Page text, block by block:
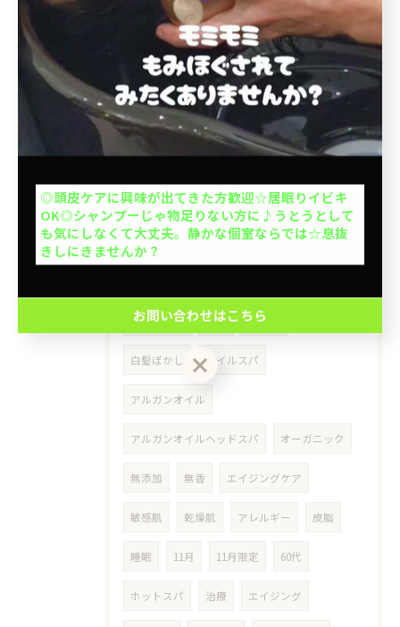
サロントリートメント 乾燥
メンズ限定 メンテナンス 北大塚
池袋本町 上池袋 王子本町 ミセス
50代 介護 出張ヘアカット
イケオジ 髪型 40代 ヘアスタイル
刈り上げ ツーブロック ショートヘア
マッサージ スパ 静電気
白髪ぼかし オイルスパ
アルガンオイル
アルガンオイルヘッドスパ オーガニック
無添加 無香 エイジングケア
敏感肌 乾燥肌 アレルギー 皮脂
睡眠 11月 11月限定 60代
ホットスパ 治療 エイジング
当日予約OK
クーポン一覧はこちら
◎頭皮ケアに興味が出てきた方歓迎☆居眠りイビキ
OK◎シャンプーじゃ物足りない方に♪うとうとして
も気にしなくて大丈夫。静かな個室ならでは☆息抜
きしにきませんか？
お問い合わせはこちら
大人1人＋お子さん1人orお子さま2人OK◎お子さん
の1人で座れるか挑戦を応援◎キッズカットデビュー
応援◎座れない子抱っこOK※整髪料、暴れる、泣く
場合お断り。計2名の予約ができます。
お問い合わせはこちら